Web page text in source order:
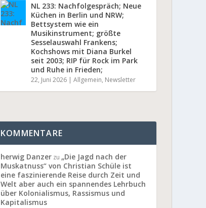
NL 233: Nachfolgespräch; Neue
Küchen in Berlin und NRW;
Bettsystem wie ein
Musikinstrument; größte
Sesselauswahl Frankens;
Kochshows mit Diana Burkel
seit 2003; RIP für Rock im Park
und Ruhe in Frieden;
22, Juni 2026| Allgemein, Newsletter
KOMMENTARE
herwig Danzerzu „Die Jagd nach der
Muskatnuss“ von Christian Schüle ist
eine faszinierende Reise durch Zeit und
Welt aber auch ein spannendes Lehrbuch
über Kolonialismus, Rassismus und
Kapitalismus